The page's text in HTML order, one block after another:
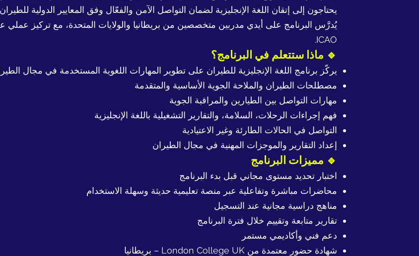
يحتاجون إلى إتقان اللغة الإنجليزية لضمان التواصل الآمن والفعّال وفق المعايير الدولية
يُدرَّس البرنامج على أيدي مدربين متخصصين من بريطانيا والولايات المتحدة، مع تركيز
ICAO.
🔹 ماذا ستتعلم في البرنامج؟
يركّز برنامج اللغة الإنجليزية للطيران على تطوير المهارات اللغوية المستخدمة في مجال
مصطلحات الطيران والملاحة الجوية الأساسية والمتقدمة
مهارات التواصل بين الطيارين والمراقبة الجوية
فهم إجراءات الرحلات، السلامة، والتقارير التشغيلية باللغة الإنجليزية
التواصل في الحالات الطارئة وغير الاعتيادية
إعداد التقارير والموجزات المهنية في مجال الطيران
🔹 مميزات البرنامج
اختبار تحديد مستوى مجاني قبل بدء البرنامج
محاضرات مباشرة وتفاعلية عبر منصة تعليمية حديثة وسهلة الاستخدام
مناهج دراسية مجانية عند التسجيل
تقارير متابعة وتقييم خلال فترة البرنامج
دعم فني وأكاديمي مستمر
شهادة حضور معتمدة من London College UK – بريطانيا